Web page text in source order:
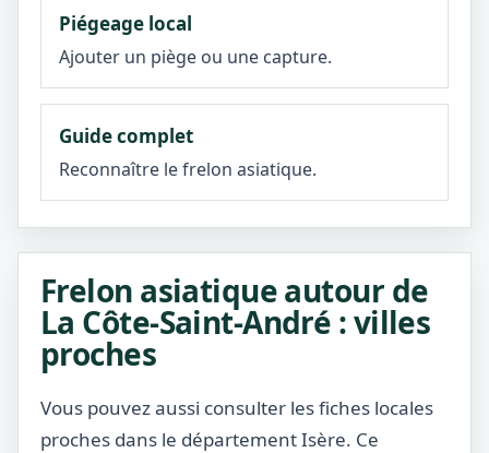
Piégeage local
Ajouter un piège ou une capture.
Guide complet
Reconnaître le frelon asiatique.
Frelon asiatique autour de
La Côte-Saint-André : villes
proches
Vous pouvez aussi consulter les fiches locales
proches dans le département Isère. Ce